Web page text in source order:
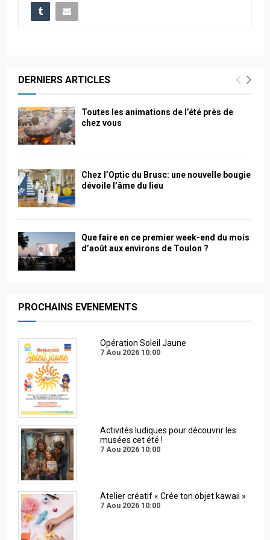
DERNIERS ARTICLES
Toutes les animations de l’été près de
chez vous
Chez l’Optic du Brusc: une nouvelle bougie
dévoile l’âme du lieu
Que faire en ce premier week-end du mois
d’août aux environs de Toulon ?
PROCHAINS EVENEMENTS
Opération Soleil Jaune
7 Aou 2026 10:00
Activités ludiques pour découvrir les
musées cet été !
7 Aou 2026 10:00
Atelier créatif « Crée ton objet kawaii »
7 Aou 2026 10:00